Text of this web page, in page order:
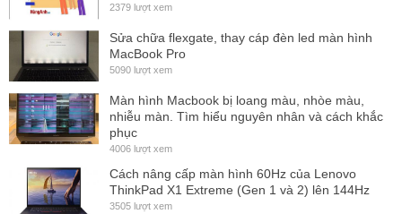
2379 lượt xem
Sửa chữa flexgate, thay cáp đèn led màn hình
MacBook Pro
5090 lượt xem
Màn hình Macbook bị loang màu, nhòe màu,
nhiễu màn. Tìm hiểu nguyên nhân và cách khắc
phục
4006 lượt xem
Cách nâng cấp màn hình 60Hz của Lenovo
ThinkPad X1 Extreme (Gen 1 và 2) lên 144Hz
3505 lượt xem